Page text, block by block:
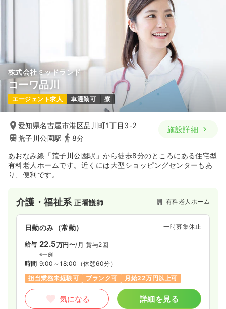
株式会社ミッドランド
コーワ品川
エージェント求人 車通勤可 寮
愛知県名古屋市港区品川町1丁目3-2
荒子川公園駅
8分
施設詳細
あおなみ線「荒子川公園駅」から徒歩8分のところにある住宅型
有料老人ホームです。近くには大型ショッピングセンターもあ
り、便利です。
介護・福祉系正看護師 有料老人ホーム
日勤のみ（常勤） 一時募集休止
給与 22.5万円〜/月 賞与2回
※一例
時間 9:00～18:00 （休憩60分）
担当業務未経験可
ブランク可 月給22万円以上可
気になる 詳細を見る